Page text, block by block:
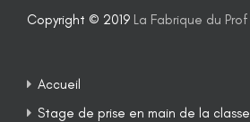
Copyright © 2019 La Fabrique du Prof
Accueil
Stage de prise en main de la classe